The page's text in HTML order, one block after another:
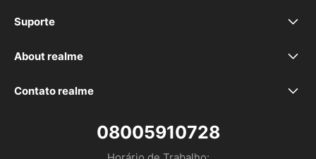
realme 16 5G
realme 16 Pro+ 5G
realme C85
Suporte
FAQ
Atualização de Software
Status de Garantia
About realme
Sobre nós
Contato realme
08005910728